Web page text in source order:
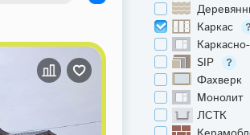
Каркас
SIP
Фахверк
Монолит
ЛСТК